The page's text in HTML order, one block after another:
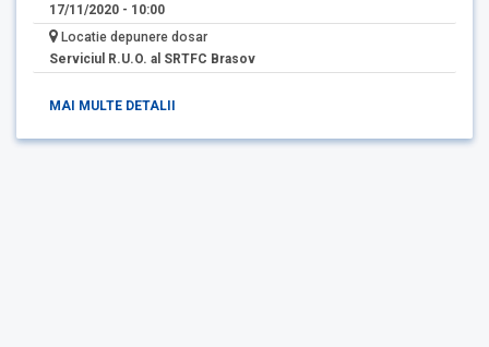
17/11/2020 - 10:00
Locatie depunere dosar
Serviciul R.U.O. al SRTFC Brasov
MAI MULTE DETALII